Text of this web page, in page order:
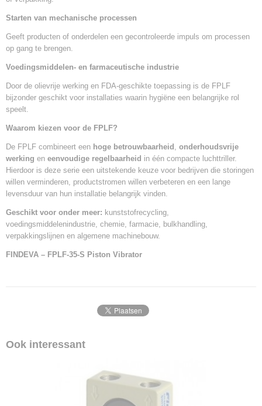
Starten van mechanische processen
Geeft producten of onderdelen een gecontroleerde impuls om processen
op gang te brengen.
Voedingsmiddelen- en farmaceutische industrie
Door de olievrije werking en FDA-geschikte toepassing is de FPLF
bijzonder geschikt voor installaties waarin hygiëne een belangrijke rol
speelt.
Waarom kiezen voor de FPLF?
De FPLF combineert een hoge betrouwbaarheid , onderhoudsvrije
werking en eenvoudige regelbaarheid in één compacte luchttriller.
Hierdoor is deze serie een uitstekende keuze voor bedrijven die storingen
willen verminderen, productstromen willen verbeteren en een lange
levensduur van hun installatie belangrijk vinden.
Geschikt voor onder meer: kunststofrecycling,
voedingsmiddelenindustrie, chemie, farmacie, bulkhandling,
verpakkingslijnen en algemene machinebouw.
FINDEVA – FPLF-35-S Piston Vibrator
Ook interessant